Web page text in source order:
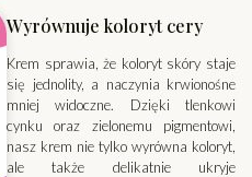
Wyrównuje koloryt cery
Krem sprawia, że koloryt skóry staje
się jednolity, a naczynia krwionośne
mniej widoczne. Dzięki tlenkowi
cynku oraz zielonemu pigmentowi,
nasz krem nie tylko wyrówna koloryt,
ale także delikatnie ukryje